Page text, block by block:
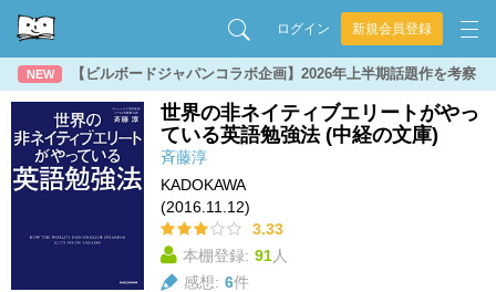
ログイン 新規会員登録
NEW 【ビルボードジャパンコラボ企画】2026年上半期話題作を考察
世界の非ネイティブエリートがやっ
ている英語勉強法 (中経の文庫)
斉藤淳
KADOKAWA
(2016.11.12)
3.33
本棚登録: 91人
感想: 6件